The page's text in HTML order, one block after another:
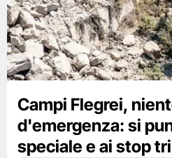
Campi Flegrei,
d'emergenza: si
speciale e ai stop